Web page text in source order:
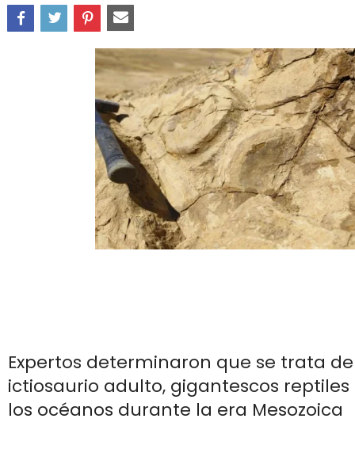
Expertos determinaron que se trata
ictiosaurio adulto, gigantescos
los océanos durante la era Mesozoica